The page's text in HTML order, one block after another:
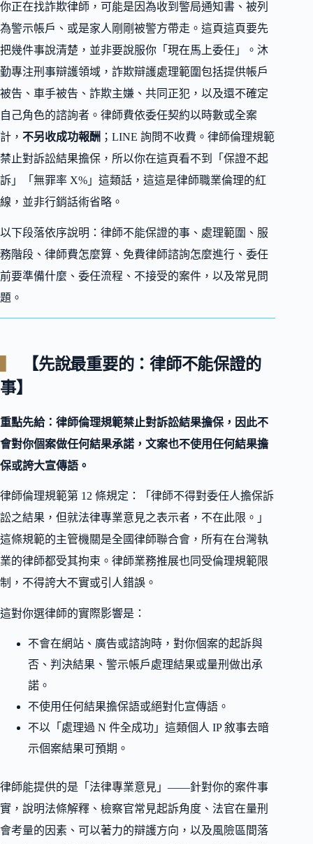
你正在找詐欺律師，可能是因為收到警局通知書、被列
為警示帳戶、或是家人剛剛被警方帶走。這頁這頁要先
把幾件事說清楚，並非要說服你「現在馬上委任」。沐
勤專注刑事辯護領域，詐欺辯護處理範圍包括提供帳戶
被告、車手被告、詐欺主嫌、共同正犯，以及還不確定
自己角色的諮詢者。律師費依委任契約以時數或全案
計， 不另收成功報酬 ；LINE 詢問不收費。律師倫理規範
禁止對訴訟結果擔保，所以你在這頁看不到「保證不起
訴」「無罪率 X%」這類話，這這是律師職業倫理的紅
線，並非行銷話術省略。
以下段落依序說明：律師不能保證的事、處理範圍、服
務階段、律師費怎麼算、免費律師諮詢怎麼進行、委任
前要準備什麼、委任流程、不接受的案件，以及常見問
題。
【先說最重要的：律師不能保證的
事】
重點先給：律師倫理規範禁止對訴訟結果擔保，因此不
會對你個案做任何結果承諾，文案也不使用任何結果擔
保或誇大宣傳語。
律師倫理規範第 12 條規定：「律師不得對委任人擔保訴
訟之結果，但就法律專業意見之表示者，不在此限。」
這條規範的主管機關是全國律師聯合會，所有在台灣執
業的律師都受其拘束。律師業務推展也同受倫理規範限
制，不得誇大不實或引人錯誤。
這對你選律師的實際影響是：
不會在網站、廣告或諮詢時，對你個案的起訴與
否、判決結果、警示帳戶處理結果或量刑做出承
諾。
不使用任何結果擔保語或絕對化宣傳語。
不以「處理過 N 件全成功」這類個人 IP 敘事去暗
示個案結果可預期。
律師能提供的是「法律專業意見」——針對你的案件事
實，說明法條解釋、檢察官常見起訴角度、法官在量刑
會考量的因素、可以著力的辯護方向，以及風險區間落